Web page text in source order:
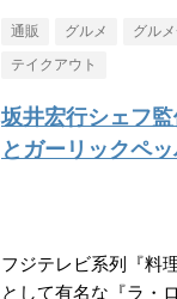
通販 グルメ グル
テイクアウト
坂井宏行シェフ
とガーリックペ
フジテレビ系列『料
として有名な『ラ・